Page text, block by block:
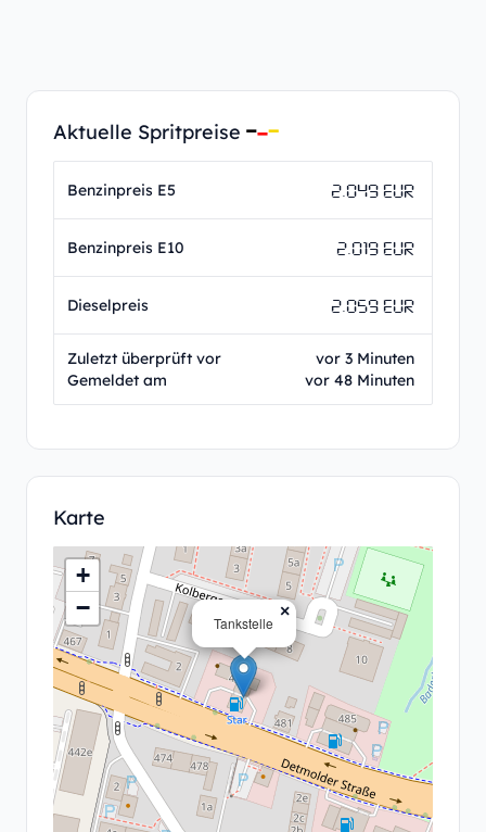
Aktuelle Spritpreise
Benzinpreis E5 2.049 EUR
Benzinpreis E10 2.019 EUR
Dieselpreis 2.059 EUR
Zuletzt überprüft vor
Gemeldet am
vor 3 Minuten
vor 48 Minuten
Karte
Tankstelle
×
+
−